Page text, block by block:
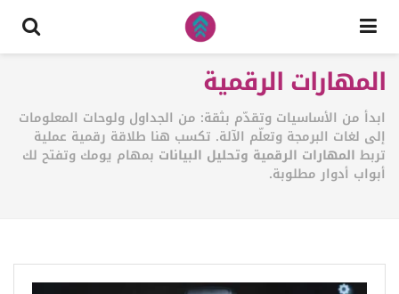
المهارات الرقمية
ابدأ من الأساسيات وتقدّم بثقة: من الجداول ولوحات المعلومات
إلى لغات البرمجة وتعلّم الآلة. تكسب هنا طلاقة رقمية عملية
تربط المهارات الرقمية وتحليل البيانات بمهام يومك وتفتح لك
أبواب أدوار مطلوبة.